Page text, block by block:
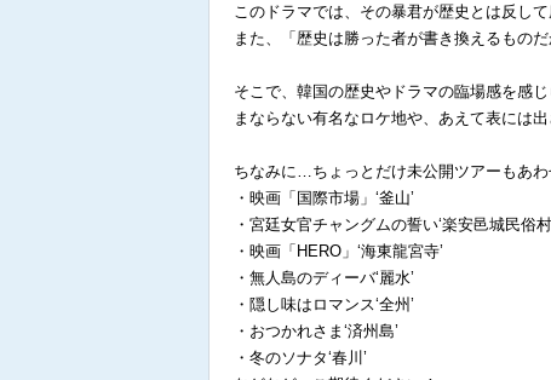
このドラマでは、その暴君が歴史とは反し
また、「歴史は勝った者が書き換えるもの
そこで、韓国の歴史やドラマの臨場感を感
まならない有名なロケ地や、あえて表には
ちなみに…ちょっとだけ未公開ツアーもあわ
・映画「国際市場」‘釜山’
・宮廷女官チャングムの誓い‘楽安邑城民俗村
・映画「HERO」‘海東龍宮寺’
・無人島のディーバ‘麗水’
・隠し味はロマンス‘全州’
・おつかれさま‘済州島’
・冬のソナタ‘春川’